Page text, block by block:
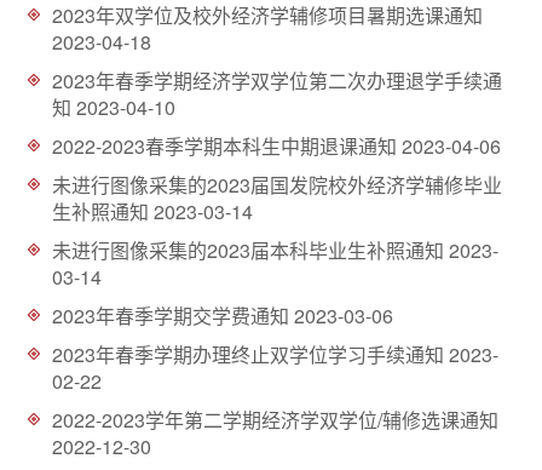
2023年双学位及校外经济学辅修项目暑期选课通知
2023-04-18
2023年春季学期经济学双学位第二次办理退学手续通
知 2023-04-10
2022-2023春季学期本科生中期退课通知 2023-04-06
未进行图像采集的2023届国发院校外经济学辅修毕业
生补照通知 2023-03-14
未进行图像采集的2023届本科毕业生补照通知 2023-
03-14
2023年春季学期交学费通知 2023-03-06
2023年春季学期办理终止双学位学习手续通知 2023-
02-22
2022-2023学年第二学期经济学双学位/辅修选课通知
2022-12-30